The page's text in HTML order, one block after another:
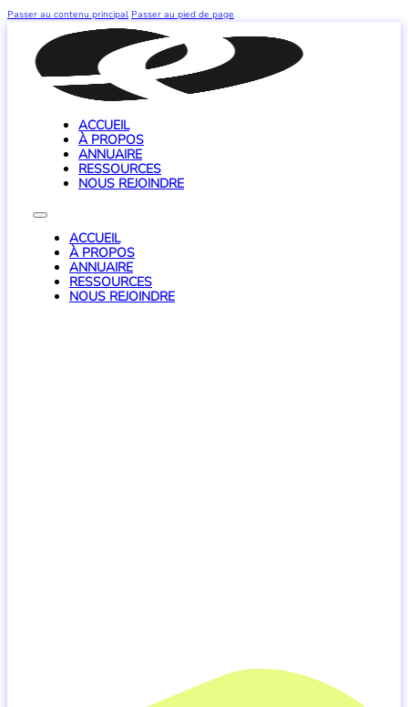
Passer au contenu principal Passer au pied de page
ACCUEIL
À PROPOS
ANNUAIRE
RESSOURCES
NOUS REJOINDRE
ACCUEIL
À PROPOS
ANNUAIRE
RESSOURCES
NOUS REJOINDRE